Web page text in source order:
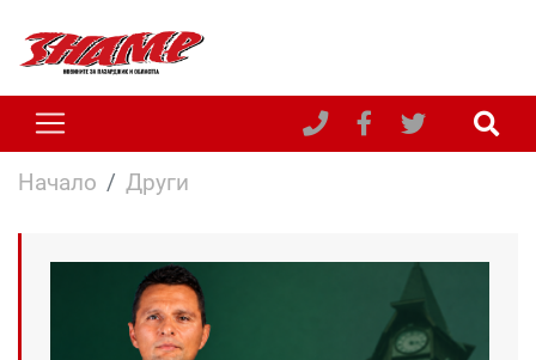
Начало Други